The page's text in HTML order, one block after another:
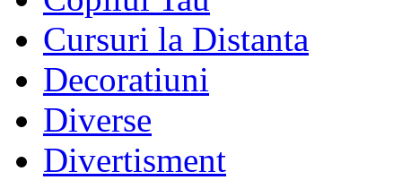
Cursuri la Distanta
Decoratiuni
Diverse
Divertisment